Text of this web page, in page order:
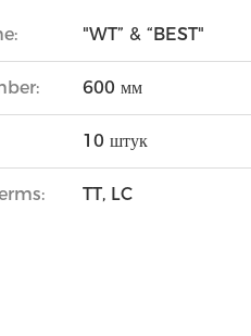
"WT” & “BEST"
600 мм
10 штук
TT, LC